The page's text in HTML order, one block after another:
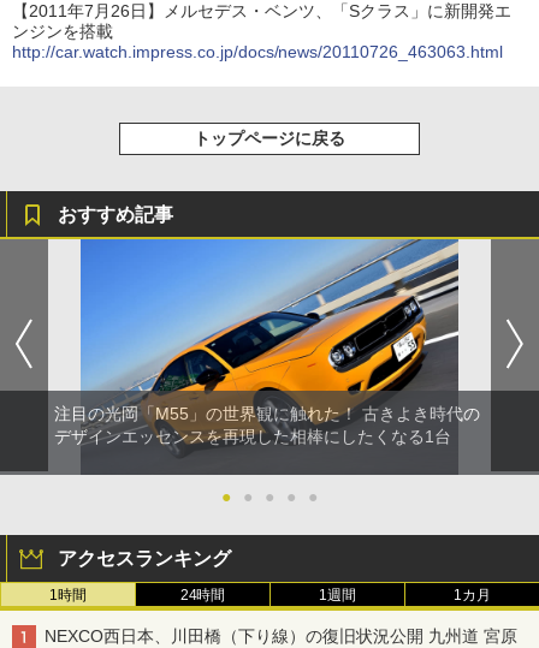
【2011年7月26日】メルセデス・ベンツ、「Sクラス」に新開発エ
ンジンを搭載
http://car.watch.impress.co.jp/docs/news/20110726_463063.html
トップページに戻る
おすすめ記事
注目の光岡「M55」の世界観に触れた！ 古きよき時代の
デザインエッセンスを再現した相棒にしたくなる1台
● ● ● ● ●
アクセスランキング
1時間 24時間 1週間 1カ月
NEXCO西日本、川田橋（下り線）の復旧状況公開 九州道 宮原